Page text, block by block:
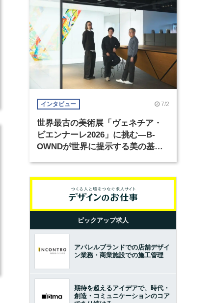
インタビュー 7/2
世界最古の美術展「ヴェネチア・
ビエンナーレ2026」に挑む―B-
OWNDが世界に提示する美の基準
ピックアップ求人
アパレルブランドでの店舗デザイ
ン業務・商業施設での施工管理
期待を超えるアイデアで、時代・
創造・コミュニケーションのコア